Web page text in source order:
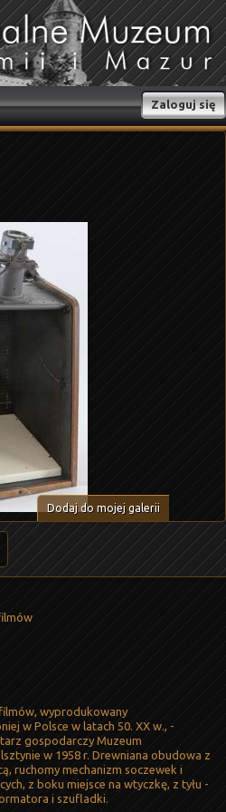
Zaloguj się
Dodaj do mojej galerii
wyprodukowany
w Polsce w latach 50. XX w., -
gospodarczy Muzeum
w 1958 r. Drewniana obudowa z
ruchomy mechanizm soczewek i
z boku miejsce na wtyczkę, z tyłu -
i szufladki.